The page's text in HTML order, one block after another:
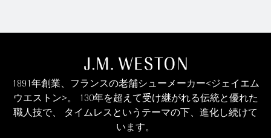
1891年創業、フランスの老舗シューメーカー<ジェイエム
ウエストン>。 130年を超えて受け継がれる伝統と優れた
職人技で、 タイムレスというテーマの下、進化し続けて
います。